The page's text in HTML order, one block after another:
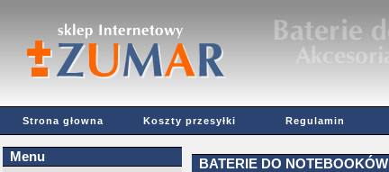
Strona głowna Koszty przesyłki Regulamin
Menu BATERIE DO NOTEBOOKÓW